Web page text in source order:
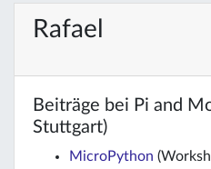
Rafael
Beiträge bei Pi and
Stuttgart)
MicroPython